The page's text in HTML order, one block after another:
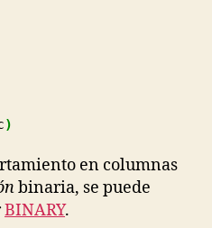
)
en columnas
binaria, se puede
BINARY.